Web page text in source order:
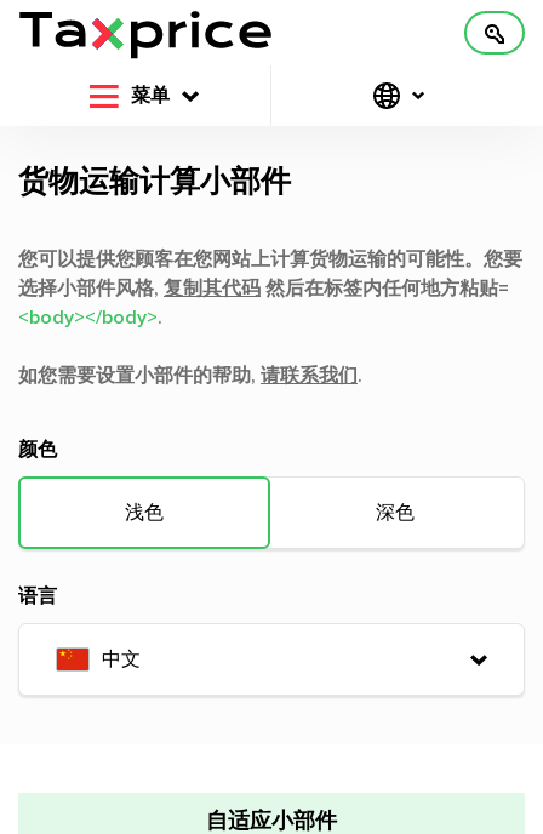
菜单
货物运输计算小部件
您可以提供您顾客在您网站上计算货物运输的可能性。您要
选择小部件风格, 复制其代码 然后在标签内任何地方粘贴=
<body></body>.
如您需要设置小部件的帮助, 请联系我们 .
颜色
浅色 深色
语言
中文
自适应小部件